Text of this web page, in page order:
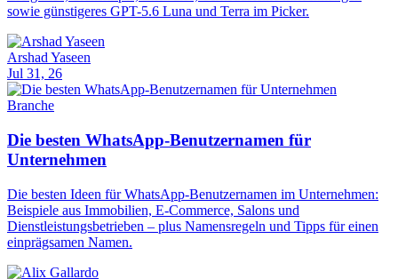
sowie günstigeres GPT-5.6 Luna und Terra im Picker.
Arshad Yaseen
Jul 31, 26
Branche
Die besten WhatsApp-Benutzernamen für
Unternehmen
Die besten Ideen für WhatsApp-Benutzernamen im Unternehmen:
Beispiele aus Immobilien, E-Commerce, Salons und
Dienstleistungsbetrieben – plus Namensregeln und Tipps für einen
einprägsamen Namen.